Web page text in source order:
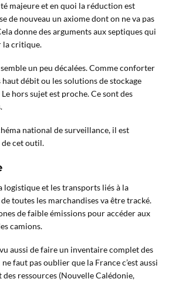
majeure et en quoi la réduction est
de nouveau un axiome dont on ne va pas
donne des arguments aux septiques qui
la critique.
un peu décalées. Comme conforter
débit ou les solutions de stockage
hors sujet est proche. Ce sont des
national de surveillance, il est
cet outil.
logistique et les transports liés à la
toutes les marchandises va être tracké.
de faible émissions pour accéder aux
camions.
aussi de faire un inventaire complet des
faut pas oublier que la France c’est aussi
ressources (Nouvelle Calédonie,